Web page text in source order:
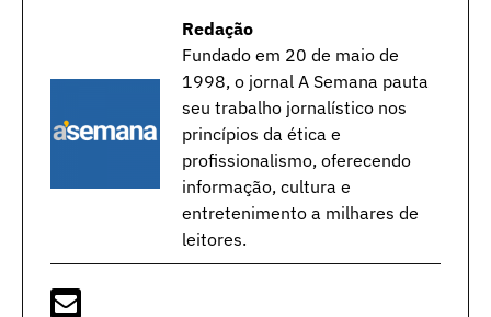
Redação
Fundado em 20 de maio de
1998, o jornal A Semana pauta
seu trabalho jornalístico nos
princípios da ética e
profissionalismo, oferecendo
informação, cultura e
entretenimento a milhares de
leitores.